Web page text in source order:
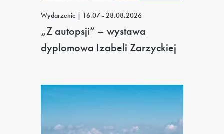
Wydarzenie | 16.07 - 28.08.2026
„Z autopsji” – wystawa
dyplomowa Izabeli Zarzyckiej